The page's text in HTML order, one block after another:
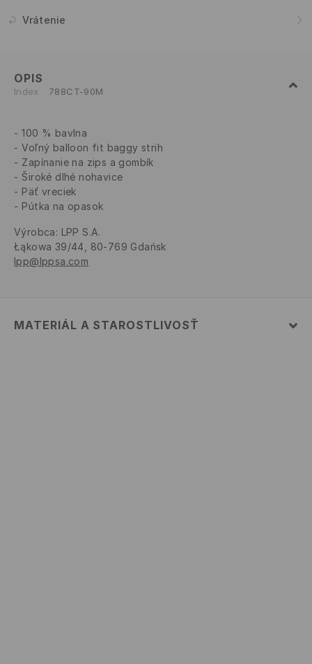
Vrátenie
OPIS
Index 788CT-90M
100 % bavlna
Voľný balloon fit baggy strih
Zapínanie na zips a gombík
Široké dlhé nohavice
Päť vreciek
Pútka na opasok
Výrobca: LPP S.A.
Łąkowa 39/44, 80-769 Gdańsk
lpp@lppsa.com
MATERIÁL A STAROSTLIVOSŤ